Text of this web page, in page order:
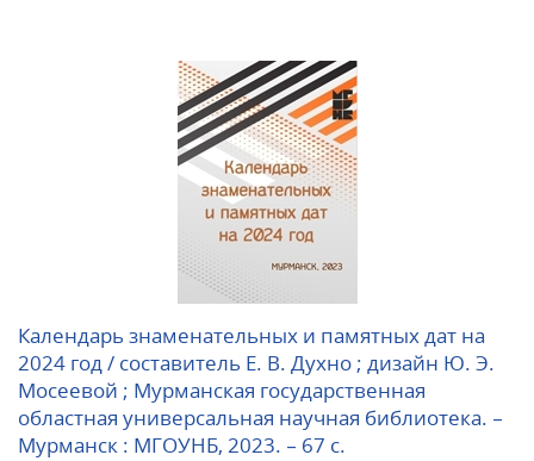
Календарь знаменательных и памятных дат на
2024 год / составитель Е. В. Духно ; дизайн Ю. Э.
Мосеевой ; Мурманская государственная
областная универсальная научная библиотека. –
Мурманск : МГОУНБ, 2023. – 67 с.